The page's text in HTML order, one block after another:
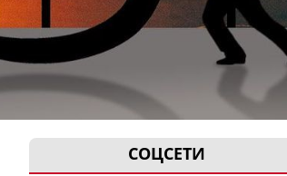
СОЦСЕТИ